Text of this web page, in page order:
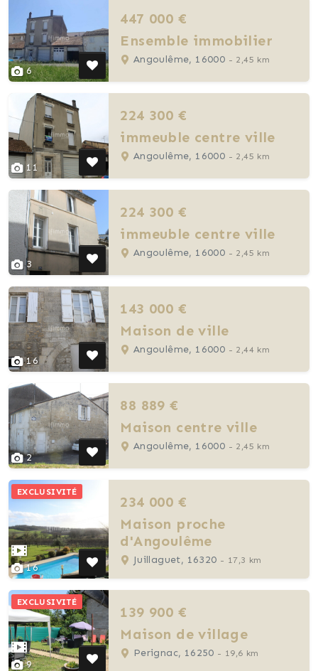
6
447 000 €
Ensemble immobilier
Angoulême, 16000 - 2,45 km
11
224 300 €
immeuble centre ville
Angoulême, 16000 - 2,45 km
3
224 300 €
immeuble centre ville
Angoulême, 16000 - 2,45 km
16
143 000 €
Maison de ville
Angoulême, 16000 - 2,44 km
2
88 889 €
Maison centre ville
Angoulême, 16000 - 2,45 km
16
EXCLUSIVITÉ
234 000 €
Maison proche
d'Angoulême
Juillaguet, 16320 - 17,3 km
9
EXCLUSIVITÉ
139 900 €
Maison de village
Perignac, 16250 - 19,6 km